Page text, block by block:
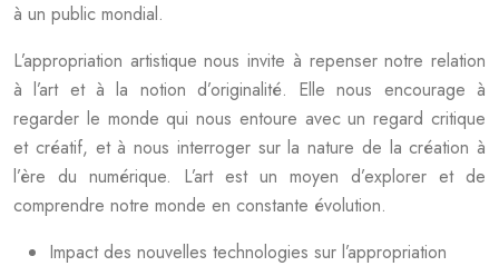
à un public mondial.
L’appropriation artistique nous invite à repenser notre relation
à l’art et à la notion d’originalité. Elle nous encourage à
regarder le monde qui nous entoure avec un regard critique
et créatif, et à nous interroger sur la nature de la création à
l’ère du numérique. L’art est un moyen d’explorer et de
comprendre notre monde en constante évolution.
Impact des nouvelles technologies sur l’appropriation